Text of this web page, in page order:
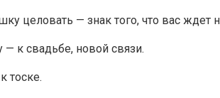
целовать — знак того, что вас ждет
к свадьбе, новой связи.
тоске.